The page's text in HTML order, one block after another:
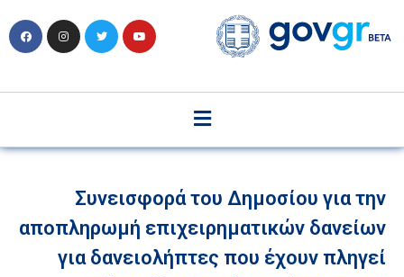
Συνεισφορά του Δημοσίου για την
αποπληρωμή επιχειρηματικών δανείων
για δανειολήπτες που έχουν πληγεί